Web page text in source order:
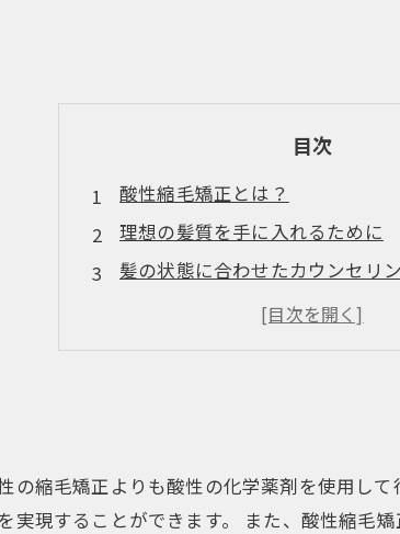
目次
酸性縮毛矯正とは？
理想の髪質を手に入れるために
髪の状態に合わせたカウンセリ
施術前の準備が重要
メンテナンスやアフターケアも
の縮毛矯正よりも酸性の化学薬剤を使用し
実現することができます。 また、酸性縮毛